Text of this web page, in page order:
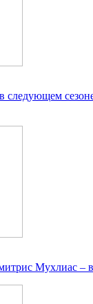
сезоне
Мухлиас – в